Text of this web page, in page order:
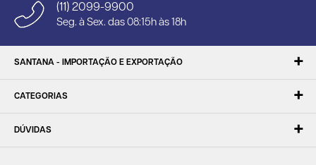
(11) 2099-9900
Seg. à Sex. das 08:15h às 18h
SANTANA - IMPORTAÇÃO E EXPORTAÇÃO
CATEGORIAS
DÚVIDAS